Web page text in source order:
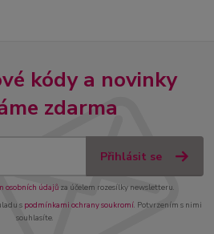
kódy a novinky
zdarma
Přihlásit se
osobních údajůza účelem rozesílky newsletteru.
s podmínkami ochrany soukromí. Potvrzením s nimi
souhlasíte.